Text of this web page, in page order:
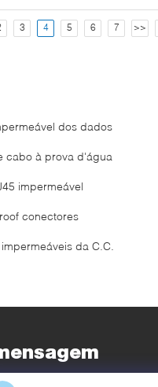
3 4 5 6 7 >>
dos dados
cabo à prova d'água
impermeável
conectores
da C.C.